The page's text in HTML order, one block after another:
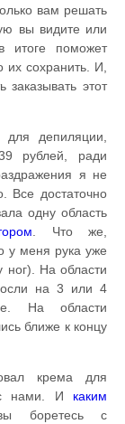
вам решать
вы видите или
итоге поможет
сохранить. И,
этот
для депиляции,
рублей, ради
я не
Все достаточно
одну область
. Что же,
у меня рука уже
На области
на 3 или 4
На области
ближе к концу
крема для
с нами. И каким
боретесь с